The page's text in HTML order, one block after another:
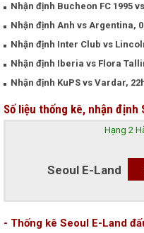
Nhận định Bucheon FC 1995
Nhận định Anh vs Argentina,
Nhận định Inter Club vs
Nhận định Iberia vs Flora
Nhận định KuPS vs Vardar,
Số liệu thống kê, nhận định
Hạng 2
Seoul E-Land
- Thống kê Seoul E-Land